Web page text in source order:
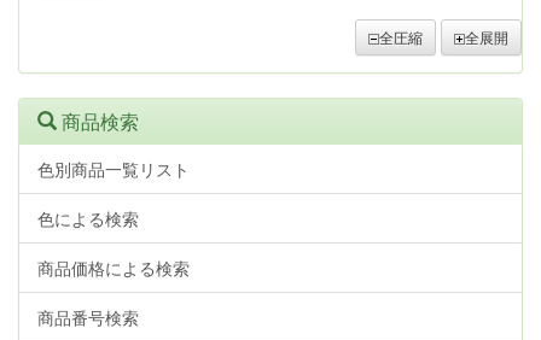
全圧縮 全展開
商品検索
色別商品一覧リスト
色による検索
商品価格による検索
商品番号検索